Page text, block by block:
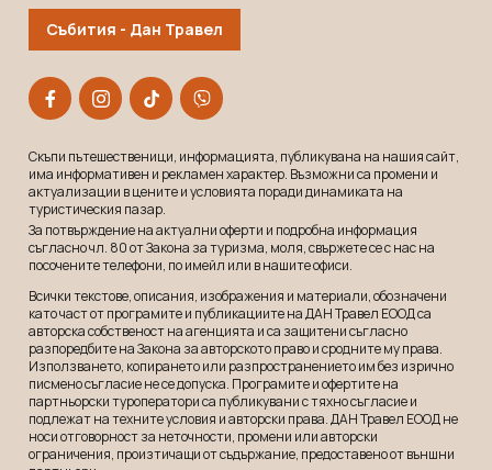
Събития - Дан Травел
Скъпи пътешественици, информацията, публикувана на нашия сайт,
има информативен и рекламeн характер. Възможни са промени и
актуализации в цените и условията поради динамиката на
туристическия пазар.
За потвърждение на актуални оферти и подробна информация
съгласно чл. 80 от Закона за туризма, моля, свържете се с нас на
посочените телефони, по имейл или в нашите офиси.
Всички текстове, описания, изображения и материали, обозначени
като част от програмите и публикациите на ДАН Травел ЕООД са
авторска собственост на агенцията и са защитени съгласно
разпоредбите на Закона за авторското право и сродните му права.
Използването, копирането или разпространението им без изрично
писмено съгласие не се допуска. Програмите и офертите на
партньорски туроператори са публикувани с тяхно съгласие и
подлежат на техните условия и авторски права. ДАН Травел ЕООД не
носи отговорност за неточности, промени или авторски
ограничения, произтичащи от съдържание, предоставено от външни